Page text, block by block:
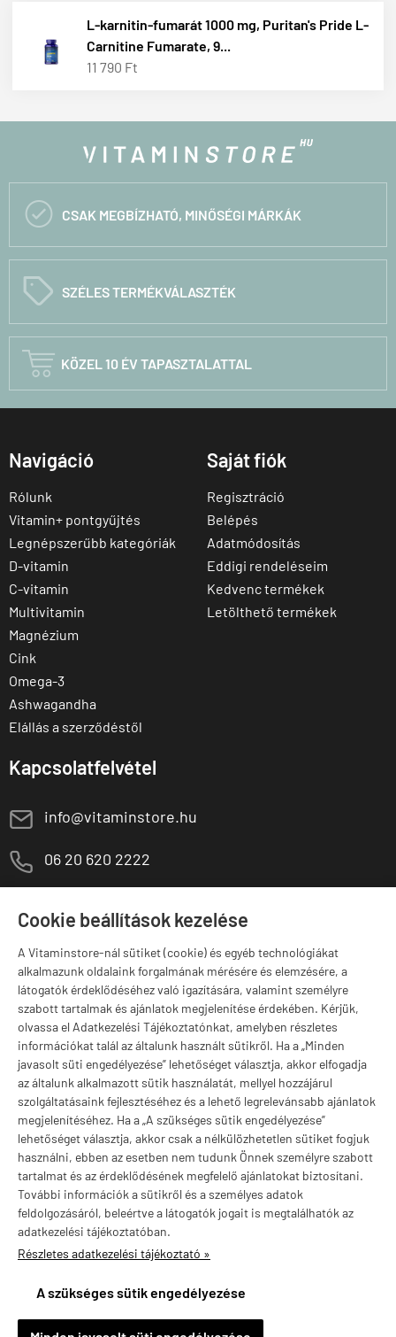
Cookie beállítások kezelése
A Vitaminstore-nál sütiket (cookie) és egyéb technológiákat
alkalmazunk oldalaink forgalmának mérésére és elemzésére, a
látogatók érdeklődéséhez való igazítására, valamint személyre
szabott tartalmak és ajánlatok megjelenítése érdekében. Kérjük,
olvassa el Adatkezelési Tájékoztatónkat, amelyben részletes
információkat talál az általunk használt sütikről. Ha a „Minden
javasolt süti engedélyezése” lehetőséget választja, akkor elfogadja
az általunk alkalmazott sütik használatát, mellyel hozzájárul
szolgáltatásaink fejlesztéséhez és a lehető legrelevánsabb ajánlatok
megjelenítéséhez. Ha a „A szükséges sütik engedélyezése”
lehetőséget választja, akkor csak a nélkülözhetetlen sütiket fogjuk
használni, ebben az esetben nem tudunk Önnek személyre szabott
tartalmat és az érdeklődésének megfelelő ajánlatokat biztosítani.
További információk a sütikről és a személyes adatok
feldolgozásáról, beleértve a látogatók jogait is megtalálhatók az
adatkezelési tájékoztatóban.
Részletes adatkezelési tájékoztató »
A szükséges sütik engedélyezése
L-karnitin-fumarát 1000 mg, Puritan's Pride L-
Carnitine Fumarate, 9...
11 790 Ft
 CSAK MEGBÍZHATÓ, MINŐSÉGI MÁRKÁK
C SZÉLES TERMÉKVÁLASZTÉK
 KÖZEL 10 ÉV TAPASZTALATTAL
Navigáció
Rólunk
Vitamin+ pontgyűjtés
Legnépszerűbb kategóriák
D-vitamin
C-vitamin
Multivitamin
Magnézium
Cink
Omega-3
Ashwagandha
Elállás a szerződéstől
Saját fiók
Regisztráció
Belépés
Adatmódosítás
Eddigi rendeléseim
Kedvenc termékek
Letölthető termékek
Kapcsolatfelvétel
E info@vitaminstore.hu
M 06 20 620 2222
Szugló u. 83-85.
Márkák
Valuta választás
vitaminstore.hu -Vitaminstore / Gymstore Hungary
S
Szabó BALATONBERÉNY településről